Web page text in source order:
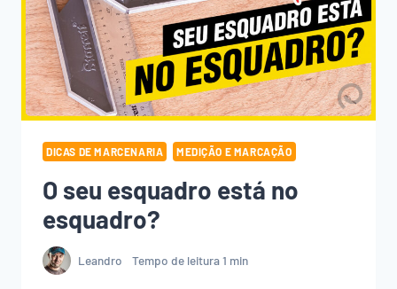
DICAS DE MARCENARIA MEDIÇÃO E MARCAÇÃO
O seu esquadro está no
esquadro?
Leandro Tempo de leitura1 min